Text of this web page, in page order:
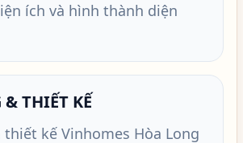
ích và hình thành diện
THIẾT KẾ
thiết kế Vinhomes Hòa Long